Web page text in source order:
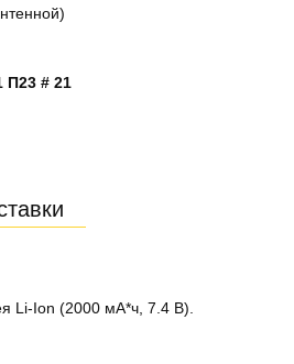
П23 # 21
Li-Ion (2000 мА*ч, 7.4 В).